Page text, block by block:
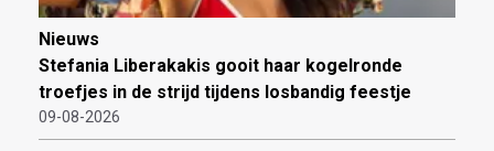
Nieuws
Stefania Liberakakis gooit haar kogelronde
troefjes in de strijd tijdens losbandig feestje
09-08-2026